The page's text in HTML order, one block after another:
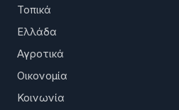
Τοπικά
Ελλάδα
Αγροτικά
Οικονομία
Κοινωνία